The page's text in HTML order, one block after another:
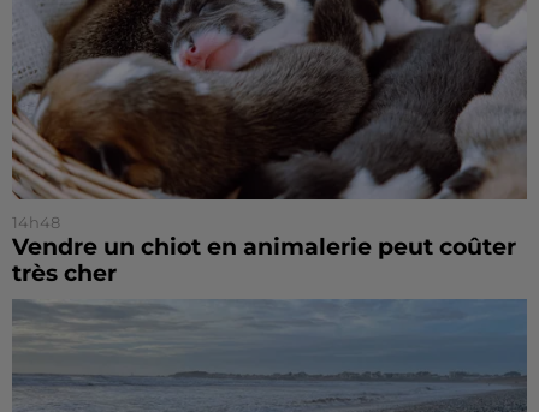
14h48
Vendre un chiot en animalerie peut coûter
très cher